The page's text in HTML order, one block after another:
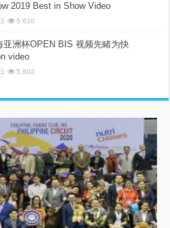
2019 Best in Show Video
5,610
亚洲杯OPEN BIS 视频先睹为快
video
5,602